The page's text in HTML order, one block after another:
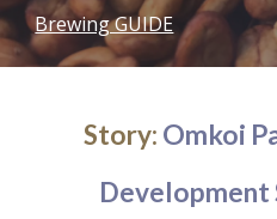
Brewing GUIDE
Story: Omkoi
Development